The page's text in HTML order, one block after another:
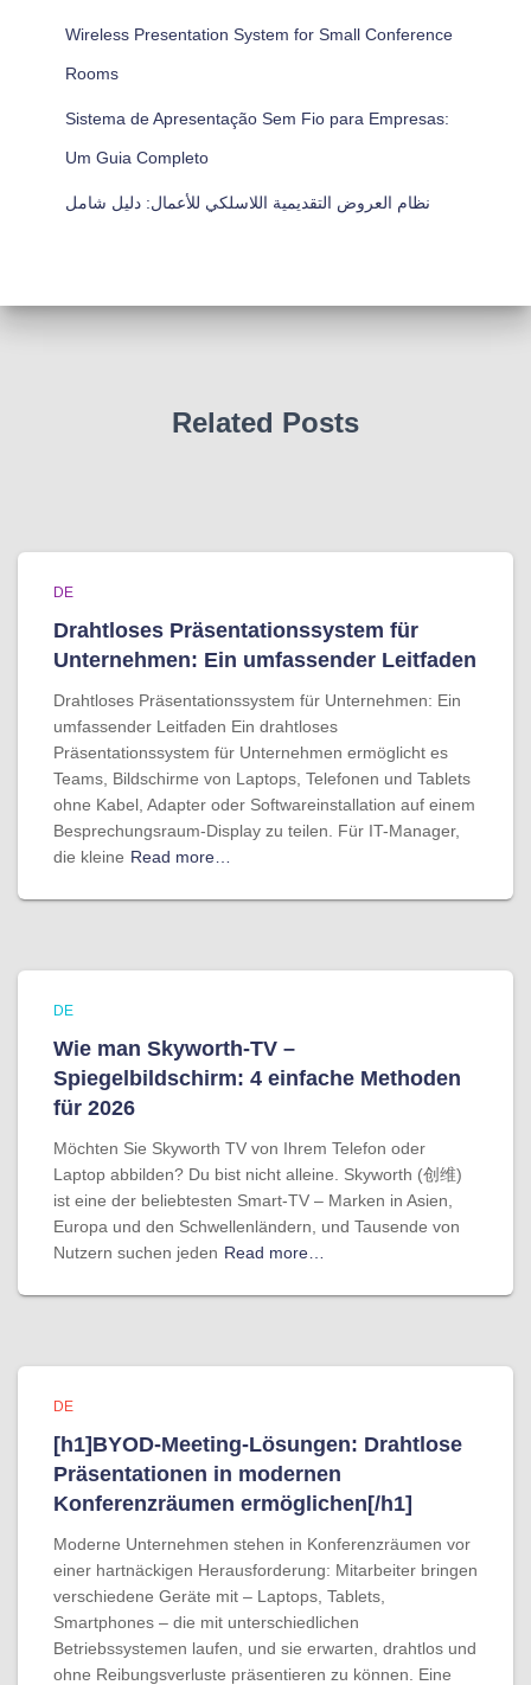
Wireless Presentation System for Small Conference
Rooms
Sistema de Apresentação Sem Fio para Empresas:
Um Guia Completo
نظام العروض التقديمية اللاسلكي للأعمال: دليل شامل
Related Posts
DE
Drahtloses Präsentationssystem für
Unternehmen: Ein umfassender Leitfaden
Drahtloses Präsentationssystem für Unternehmen: Ein
umfassender Leitfaden Ein drahtloses
Präsentationssystem für Unternehmen ermöglicht es
Teams, Bildschirme von Laptops, Telefonen und Tablets
ohne Kabel, Adapter oder Softwareinstallation auf einem
Besprechungsraum-Display zu teilen. Für IT-Manager,
die kleine Read more…
DE
Wie man Skyworth-TV –
Spiegelbildschirm: 4 einfache Methoden
für 2026
Möchten Sie Skyworth TV von Ihrem Telefon oder
Laptop abbilden? Du bist nicht alleine. Skyworth (创维)
ist eine der beliebtesten Smart-TV – Marken in Asien,
Europa und den Schwellenländern, und Tausende von
Nutzern suchen jeden Read more…
DE
[h1]BYOD-Meeting-Lösungen: Drahtlose
Präsentationen in modernen
Konferenzräumen ermöglichen[/h1]
Moderne Unternehmen stehen in Konferenzräumen vor
einer hartnäckigen Herausforderung: Mitarbeiter bringen
verschiedene Geräte mit – Laptops, Tablets,
Smartphones – die mit unterschiedlichen
Betriebssystemen laufen, und sie erwarten, drahtlos und
ohne Reibungsverluste präsentieren zu können. Eine